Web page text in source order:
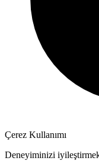
Çerez Kullanımı
Deneyiminizi